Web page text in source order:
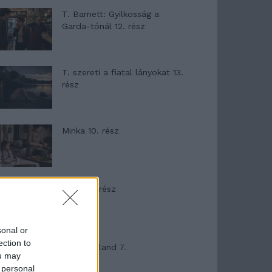
or
to
may
T. Barnett: Gyilkosság a
Garda-tónál 12. rész
T. szereti a fiatal lányokat 13.
rész
Minka 10. rész
Minka 9. rész
Máltai kaland 7.